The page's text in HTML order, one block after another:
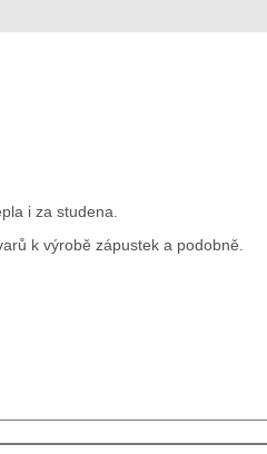
i za studena.
k výrobě zápustek a podobně.